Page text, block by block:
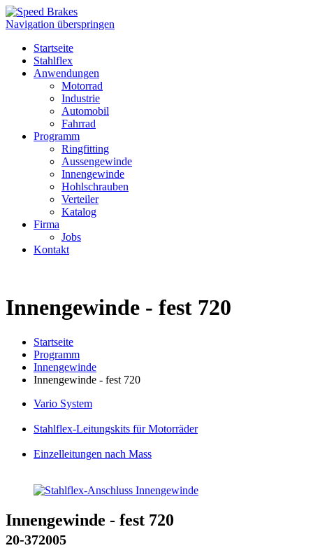
Navigation überspringen
Startseite
Stahlflex
Anwendungen
Motorrad
Industrie
Automobil
Fahrrad
Programm
Ringfitting
Aussengewinde
Innengewinde
Hohlschrauben
Verteiler
Katalog
Firma
Jobs
Kontakt
Innengewinde - fest 720
Startseite
Programm
Innengewinde
Innengewinde - fest 720
Vario System
Stahlflex-Leitungskits für Motorräder
Einzelleitungen nach Mass
Innengewinde - fest 720
20-372005